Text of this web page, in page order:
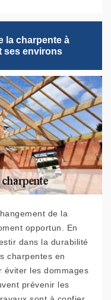
la charpente à
ses environs
de la
opportun. En
dans la durabilité
charpentes en
éviter les dommages
prévenir les